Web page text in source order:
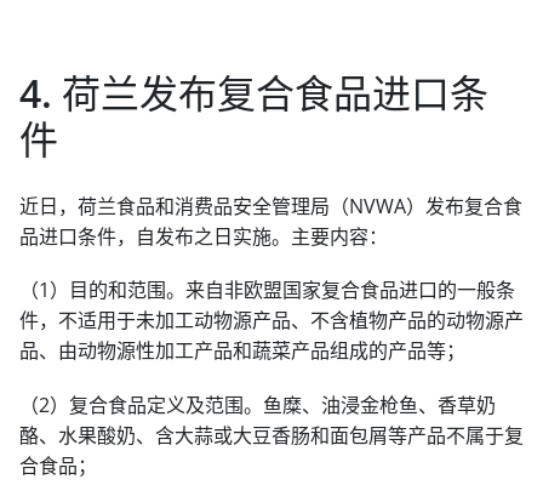
4. 荷兰发布复合食品进口条
件
近日，荷兰食品和消费品安全管理局（NVWA）发布复合食
品进口条件，自发布之日实施。主要内容：
（1）目的和范围。来自非欧盟国家复合食品进口的一般条
件，不适用于未加工动物源产品、不含植物产品的动物源产
品、由动物源性加工产品和蔬菜产品组成的产品等；
（2）复合食品定义及范围。鱼糜、油浸金枪鱼、香草奶
酪、水果酸奶、含大蒜或大豆香肠和面包屑等产品不属于复
合食品；